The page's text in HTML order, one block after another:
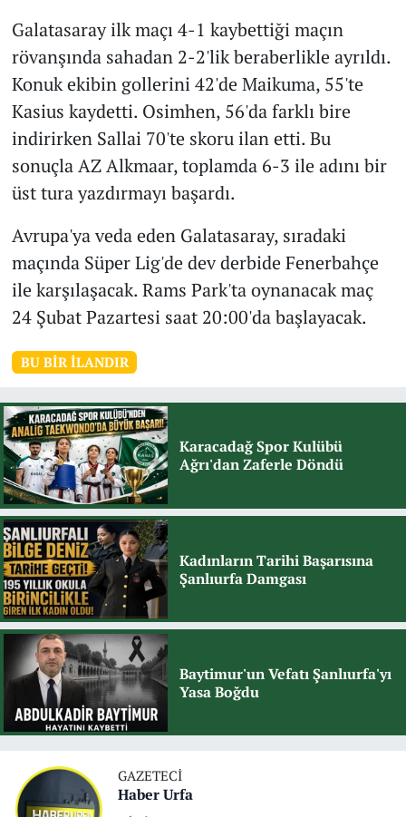
Galatasaray ilk maçı 4-1 kaybettiği maçın
rövanşında sahadan 2-2'lik beraberlikle ayrıldı.
Konuk ekibin gollerini 42'de Maikuma, 55'te
Kasius kaydetti. Osimhen, 56'da farklı bire
indirirken Sallai 70'te skoru ilan etti. Bu
sonuçla AZ Alkmaar, toplamda 6-3 ile adını bir
üst tura yazdırmayı başardı.
Avrupa'ya veda eden Galatasaray, sıradaki
maçında Süper Lig'de dev derbide Fenerbahçe
ile karşılaşacak. Rams Park'ta oynanacak maç
24 Şubat Pazartesi saat 20:00'da başlayacak.
BU BIR İLANDIR
Karacadağ Spor Kulübü
Ağrı'dan Zaferle Döndü
Kadınların Tarihi Başarısına
Şanlıurfa Damgası
Baytimur'un Vefatı Şanlıurfa'yı
Yasa Boğdu
GAZETECI
Haber Urfa